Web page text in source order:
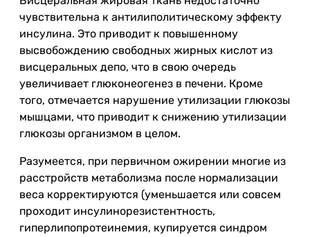
чувствительна к антилиполитическому эффекту
инсулина. Это приводит к повышенному
высвобождению свободных жирных кислот из
висцеральных депо, что в свою очередь
увеличивает глюконеогенез в печени. Кроме
того, отмечается нарушение утилизации глюкозы
мышцами, что приводит к снижению утилизации
глюкозы организмом в целом.
Разумеется, при первичном ожирении многие из
расстройств метаболизма после нормализации
веса корректируются (уменьшается или совсем
проходит инсулинорезистентность,
гиперлипопротеинемия, купируется синдром